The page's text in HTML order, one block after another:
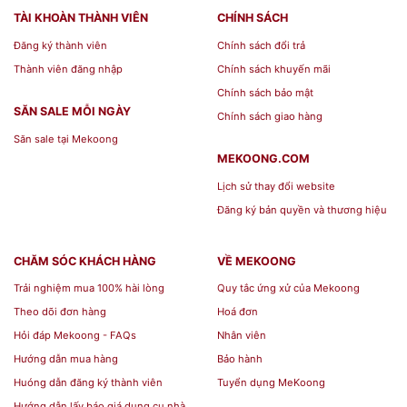
Ngoài ra, một bộ bàn ăn Minh Long full combo sẽ
có thêm các sản phẩm sau: Thố, đĩa lót, đĩa súp,
chén chấm, muỗng đũa, bình nước tương, hũ tăm,
khay lót,... Tùy vào phong cách ăn uống của gia
đình mà bạn có thể lựa chọn một bộ bàn ăn phù
Địa chỉ Mua Bộ đồ ăn Âu-Á 45
sản phẩm - Camellia - Kết
Duyên ở đâu giá rẻ?
Nếu bạn đang có nhu cầu tìm mua các sản phẩm
TÀI KHOÀN THÀNH VIÊN
Đăng ký thành viên
Thành viên đăng nhập
SĂN SALE MỖI NGÀY
Săn sale tại Mekoong
CHÍNH SÁCH
Chính sách đổi trả
Chính sách khuyến mãi
Chính sách bảo mật
Chính sách giao hàng
MEKOONG.COM
Lịch sử thay đổi website
Đăng ký bản quyền và thương hiệu
CHĂM SÓC KHÁCH HÀNG
Trải nghiệm mua 100% hài lòng
Theo dõi đơn hàng
Hỏi đáp Mekoong - FAQs
Hướng dẫn mua hàng
Huóng dẫn đăng ký thành viên
VỀ MEKOONG
Quy tắc ứng xử của Mekoong
Hoá đơn
Nhân viên
Bảo hành
Tuyển dụng MeKoong